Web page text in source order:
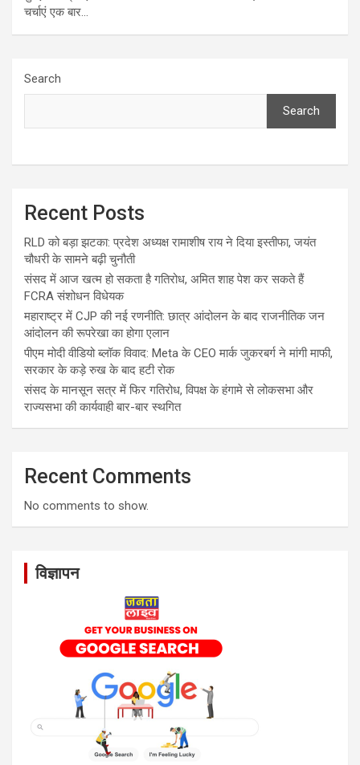
चर्चाएं एक बार…
Search
Search
Recent Posts
RLD को बड़ा झटका: प्रदेश अध्यक्ष रामाशीष राय ने दिया इस्तीफा, जयंत
चौधरी के सामने बढ़ी चुनौती
संसद में आज खत्म हो सकता है गतिरोध, अमित शाह पेश कर सकते हैं
FCRA संशोधन विधेयक
महाराष्ट्र में CJP की नई रणनीति: छात्र आंदोलन के बाद राजनीतिक जन
आंदोलन की रूपरेखा का होगा एलान
पीएम मोदी वीडियो ब्लॉक विवाद: Meta के CEO मार्क जुकरबर्ग ने मांगी माफी,
सरकार के कड़े रुख के बाद हटी रोक
संसद के मानसून सत्र में फिर गतिरोध, विपक्ष के हंगामे से लोकसभा और
राज्यसभा की कार्यवाही बार-बार स्थगित
Recent Comments
No comments to show.
विज्ञापन